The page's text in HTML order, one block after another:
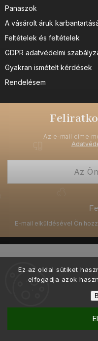
Ez az oldal sütiket
elfogadja azok
Panaszok
A vásárolt áruk
Feltételek és feltételek
GDPR adatvédelmi
Gyakran ismételt kérdések
Rendelésem
Az e-mail címe
Grafický návrh